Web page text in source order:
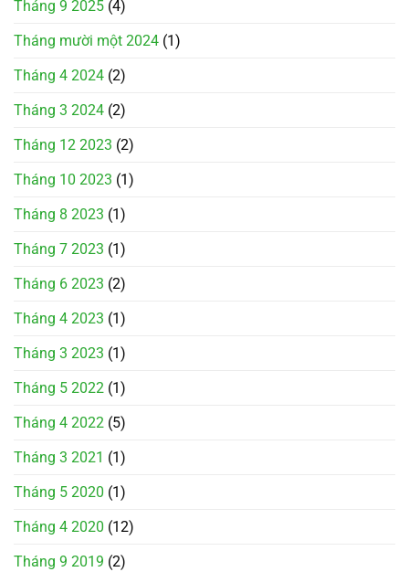
Tháng 9 2025 (4)
Tháng mười một 2024 (1)
Tháng 4 2024 (2)
Tháng 3 2024 (2)
Tháng 12 2023 (2)
Tháng 10 2023 (1)
Tháng 8 2023 (1)
Tháng 7 2023 (1)
Tháng 6 2023 (2)
Tháng 4 2023 (1)
Tháng 3 2023 (1)
Tháng 5 2022 (1)
Tháng 4 2022 (5)
Tháng 3 2021 (1)
Tháng 5 2020 (1)
Tháng 4 2020 (12)
Tháng 9 2019 (2)